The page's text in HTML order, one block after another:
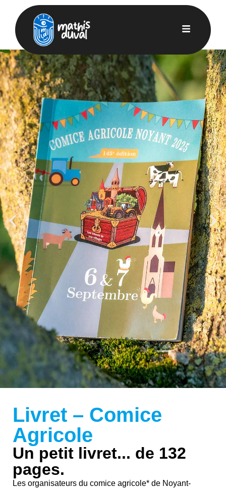
Livret – Comice
Agricole
Un petit livret... de 132
pages.
Les organisateurs du comice agricole* de Noyant-